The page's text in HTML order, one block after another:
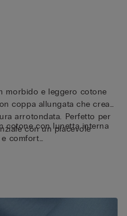
morbido e leggero cotone
coppa allungata che crea
arrotondata. Perfetto per
con un piacevole
cotone con lunetta interna
comfort
cotone
nella parte posteriore